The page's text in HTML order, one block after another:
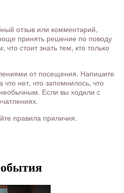
отзыв или комментарий,
принять решение по поводу
стоит знать тем, кто только
от посещения. Напишите
нет, что запомнилось, что
Если вы ходили с
правила приличия.